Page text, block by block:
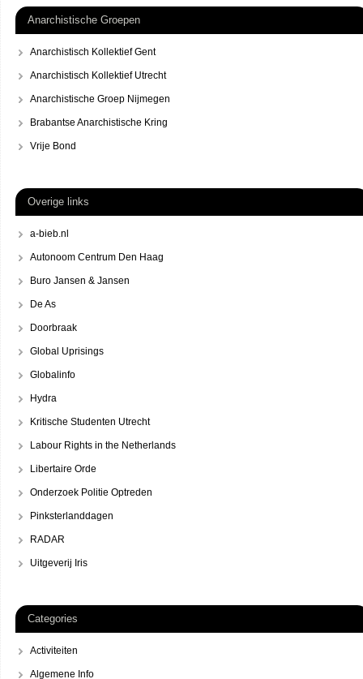
Anarchistische Groepen
Anarchistisch Kollektief Gent
Anarchistisch Kollektief Utrecht
Anarchistische Groep Nijmegen
Brabantse Anarchistische Kring
Vrije Bond
Overige links
a-bieb.nl
Autonoom Centrum Den Haag
Buro Jansen & Jansen
De As
Doorbraak
Global Uprisings
Globalinfo
Hydra
Kritische Studenten Utrecht
Labour Rights in the Netherlands
Libertaire Orde
Onderzoek Politie Optreden
Pinksterlanddagen
RADAR
Uitgeverij Iris
Categories
Activiteiten
Algemene Info